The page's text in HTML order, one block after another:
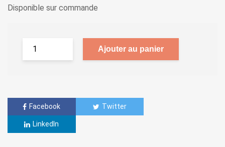
Disponible sur commande
Ajouter au panier
Facebook Twitter
LinkedIn